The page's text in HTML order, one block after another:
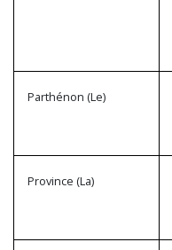
Parthénon (Le)
Province (La)